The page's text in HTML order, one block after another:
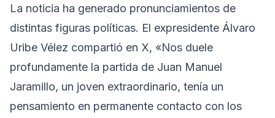
La noticia ha generado pronunciamientos de
distintas figuras políticas. El expresidente Álvaro
Uribe Vélez compartió en X, «Nos duele
profundamente la partida de Juan Manuel
Jaramillo, un joven extraordinario, tenía un
pensamiento en permanente contacto con los